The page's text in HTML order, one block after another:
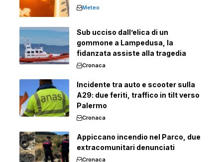
Meteo
Sub ucciso dall’elica di un
gommone a Lampedusa, la
fidanzata assiste alla tragedia
Cronaca
Incidente tra auto e scooter sulla
A29: due feriti, traffico in tilt verso
Palermo
Cronaca
Appiccano incendio nel Parco, due
extracomunitari denunciati
Cronaca